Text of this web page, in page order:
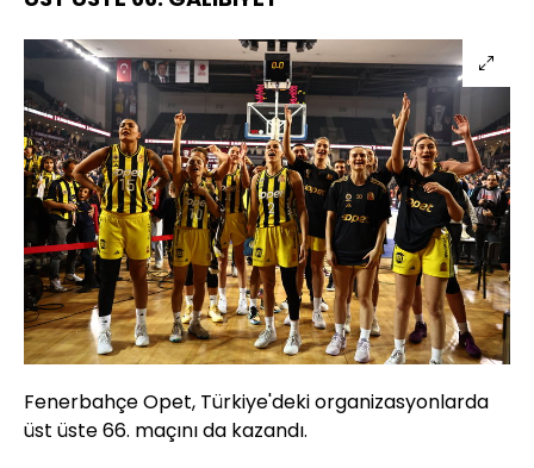
Fenerbahçe Opet, Türkiye'deki organizasyonlarda
üst üste 66. maçını da kazandı.